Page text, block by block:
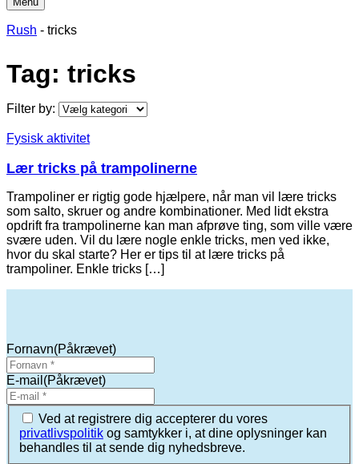
menu
menu
Rush - tricks
Tag: tricks
Filter by:
Fysisk aktivitet
Lær tricks på trampolinerne
Trampoliner er rigtig gode hjælpere, når man vil lære tricks
som salto, skruer og andre kombinationer. Med lidt ekstra
opdrift fra trampolinerne kan man afprøve ting, som ville være
svære uden. Vil du lære nogle enkle tricks, men ved ikke,
hvor du skal starte? Her er tips til at lære tricks på
trampoliner. Enkle tricks […]
Fornavn(Påkrævet)
E-mail (Påkrævet)
(Påkrævet)
Ved at registrere dig accepterer du vores
privatlivspolitik og samtykker i, at dine oplysninger kan
behandles til at sende dig nyhedsbreve.